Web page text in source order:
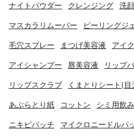
ナイトパウダー クレンジング 洗
マスカラリムーバー ピーリングジ
毛穴スプレー まつげ美容液 アイ
アイシャンプー 唇美容液 リップ
リップスクラブ くまとりシート(
あぶらとり紙 コットン シミ用飲
ニキビパッチ マイクロニードルパ